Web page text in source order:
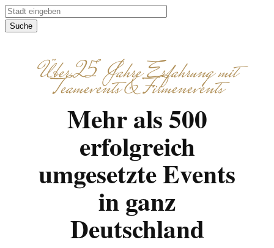
Suche
Über 25 Jahre Erfahrung mit
Teamevents & Firmenevents
Mehr als 500
erfolgreich
umgesetzte Events
in ganz
Deutschland